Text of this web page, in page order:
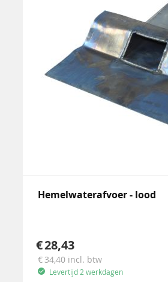
Hemelwaterafvoer - lood
28,43
34,40 incl. btw
Levertijd 2 werkdagen